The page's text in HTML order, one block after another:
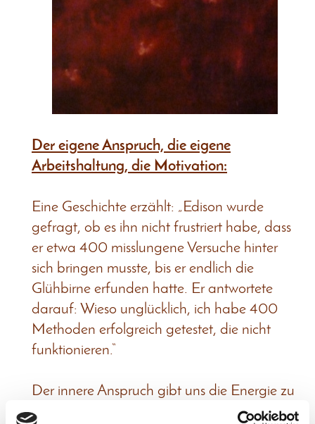
Der eigene Anspruch, die eigene
Arbeitshaltung, die Motivation:
Eine Geschichte erzählt: „Edison wurde
gefragt, ob es ihn nicht frustriert habe, dass
er etwa 400 misslungene Versuche hinter
sich bringen musste, bis er endlich die
Glühbirne erfunden hatte. Er antwortete
darauf: Wieso unglücklich, ich habe 400
Methoden erfolgreich getestet, die nicht
funktionieren.“
Der innere Anspruch gibt uns die Energie zu
Höchstem, zu bisher Unerreichtem zu